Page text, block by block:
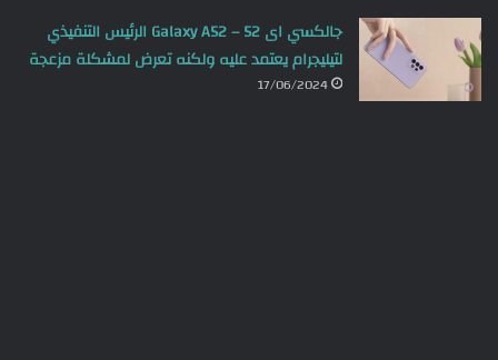
جالكسي اى 52 – Galaxy A52 الرئيس التنفيذي
لتيليجرام يعتمد عليه ولكنه تعرض لمشكلة مزعجة
17/06/2024